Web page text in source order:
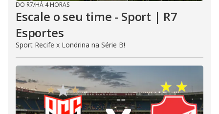
DO R7/HÁ 4 HORAS
Escale o seu time - Sport | R7
Esportes
Sport Recife x Londrina na Série B!